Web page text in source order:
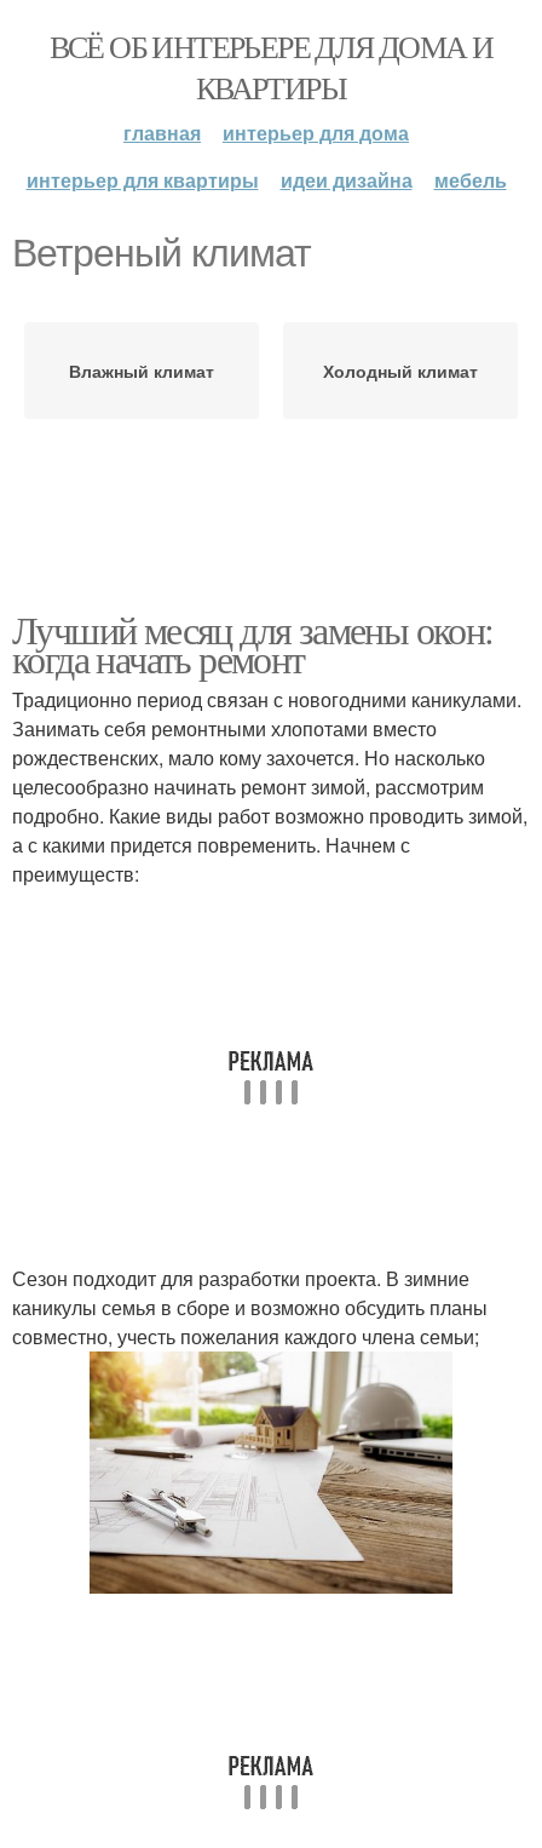
ВСЁ ОБ ИНТЕРЬЕРЕ ДЛЯ ДОМА И
КВАРТИРЫ
главная
интерьер для дома
интерьер для квартиры
идеи дизайна мебель
Ветреный климат
Влажный климат Холодный климат
Лучший месяц для замены окон:
когда начать ремонт
Традиционно период связан с новогодними каникулами.
Занимать себя ремонтными хлопотами вместо
рождественских, мало кому захочется. Но насколько
целесообразно начинать ремонт зимой, рассмотрим
подробно. Какие виды работ возможно проводить зимой,
а с какими придется повременить. Начнем с
преимуществ:
Сезон подходит для разработки проекта. В зимние
каникулы семья в сборе и возможно обсудить планы
совместно, учесть пожелания каждого члена семьи;